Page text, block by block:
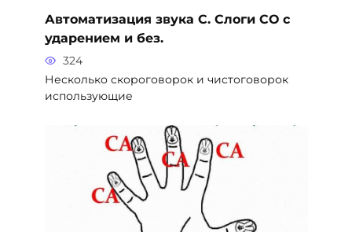
Автоматизация звука С. Слоги СО с
ударением и без.
324
Несколько скороговорок и чистоговорок
использующие